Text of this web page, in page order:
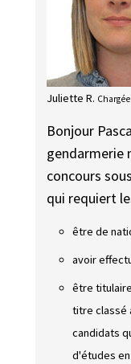
Juliette R.
Bonjour
gendarmerie
concours
qui requiert
être de
avoir
être
titre classé
candidats
d'études